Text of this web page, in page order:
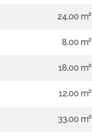
24.00 m²
8.00 m²
18.00 m²
12.00 m²
33.00 m²